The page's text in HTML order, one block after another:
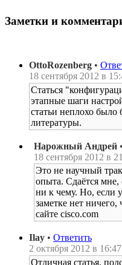
Заметки и
OttoRozenberg •
18 сентября 2012 в
Статься
этапные шаги
статьи неплохо было
литературы.
Нарожный Андрей •
18 сентября 2012 в
Это не научный
опыта. Сдаётся мне,
ни к чему. Но, если
заметке нет
сайте cisco.com
Ilay • Ответить
2 октября 2012 в 16:47
Отличная статья,